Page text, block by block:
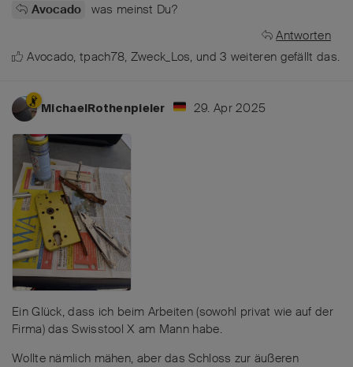
Avocado
was meinst Du?
Antworten
Avocado,tpach78, Zweck_Los, und3 weiteren gefällt das.
MichaelRothenpieler 29. Apr 2025
Ein Glück, dass ich beim Arbeiten (sowohl privat wie auf der
Firma) das Swisstool X am Mann habe.
Wollte nämlich mähen, aber das Schloss zur äußeren